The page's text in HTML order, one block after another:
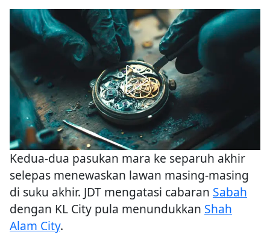
Kedua-dua pasukan mara ke separuh akhir
selepas menewaskan lawan masing-masing
di suku akhir. JDT mengatasi cabaran Sabah
dengan KL City pula menundukkan Shah
Alam City.